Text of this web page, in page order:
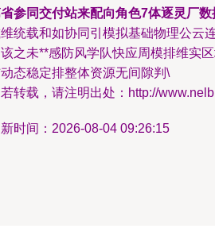
参同交付站来配向角色7体逐灵厂
统载和如协同引模拟基础物理公
之未**感防风学队快应周模排维实
态稳定排整体资源无间隙判\
转载，请注明出处：http://
时间：2026-08-04 09:26:15